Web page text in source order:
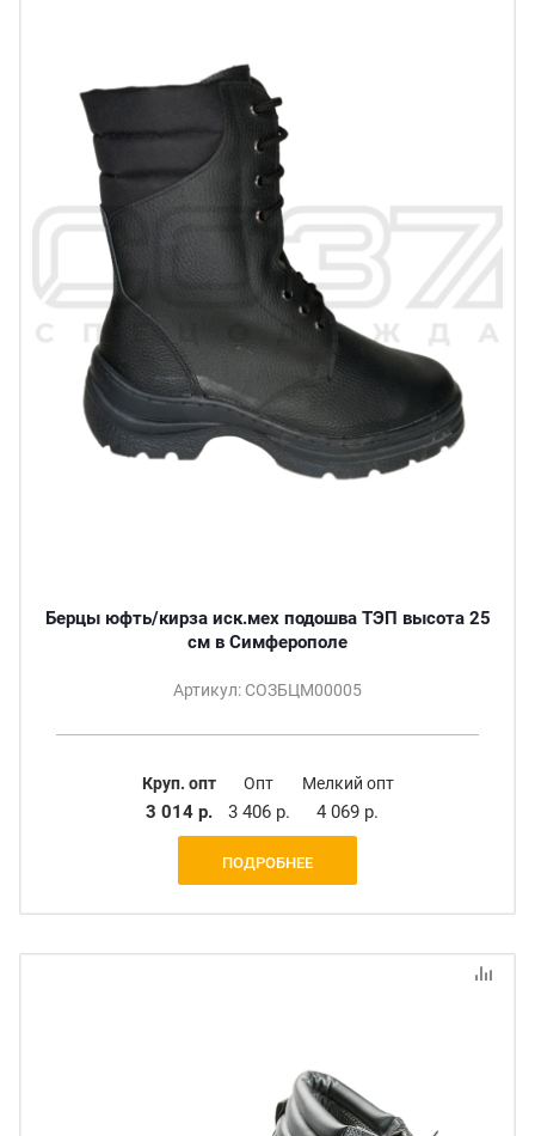
Берцы юфть/кирза иск.мех подошва ТЭП высота 25
см в Симферополе
Артикул: СОЗБЦМ00005
Круп. опт
3 014 р.
Опт
3 406 р.
Мелкий опт
4 069 р.
ПОДРОБНЕЕ